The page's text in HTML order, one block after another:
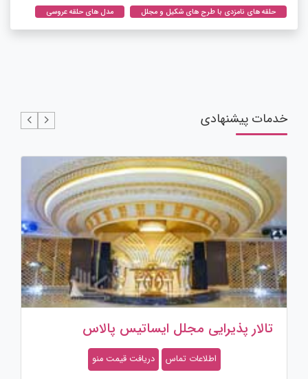
حلقه های نامزدی با طرح های شکیل و مجلل
مدل های حلقه عروسی
خدمات پیشنهادی
تالار پذیرایی مجلل ایساتیس پالاس
اطلاعات تماس دریافت قیمت منو